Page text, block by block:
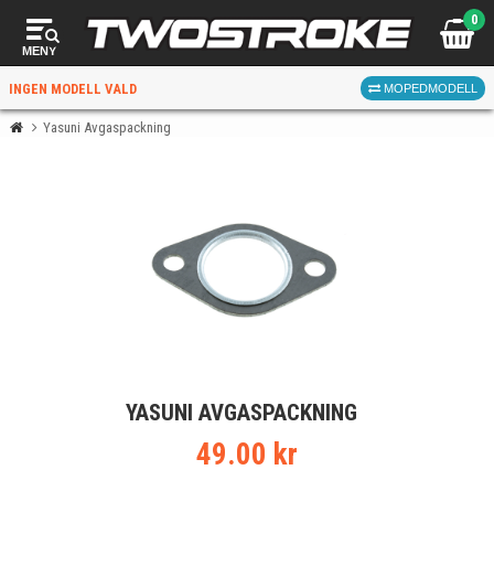
MENY
0
INGEN MODELL VALD MOPEDMODELL
När du valt kommer butiken visa delar för vald moped
och universella produkter.
Yasuni Avgaspackning
YASUNI AVGASPACKNING
49.00 kr